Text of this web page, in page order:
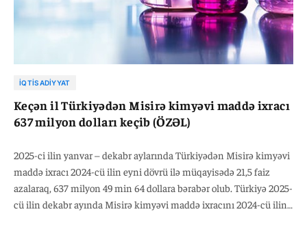
İQTISADIYYAT
Keçən il Türkiyədən Misirə kimyəvi maddə ixracı
637 milyon dolları keçib (ÖZƏL)
2025-ci ilin yanvar – dekabr aylarında Türkiyədən Misirə kimyəvi
maddə ixracı 2024-cü ilin eyni dövrü ilə müqayisədə 21,5 faiz
azalaraq, 637 milyon 49 min 64 dollara bərabər olub. Türkiyə 2025-
cü ilin dekabr ayında Misirə kimyəvi maddə ixracını 2024-cü ilin